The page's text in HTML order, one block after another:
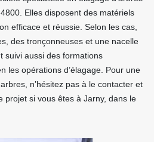
Elles disposent des matériels
efficace et réussie. Selon les cas,
des tronçonneuses et une nacelle
suivi aussi des formations
les opérations d’élagage. Pour une
n’hésitez pas à le contacter et
projet si vous êtes à Jarny, dans le